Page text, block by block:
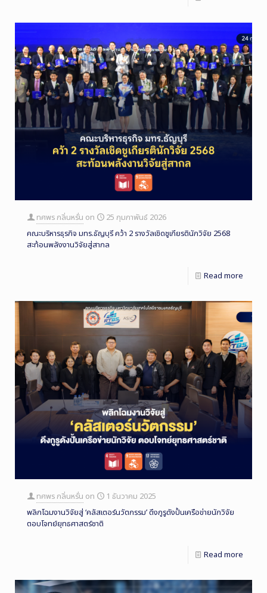
ทศพร กลิ่นหรั่น on
25 กุมภาพันธ์ 2026
คณะบริหารธุรกิจ มทร.ธัญบุรี คว้า 2 รางวัลเชิดชูเกียรตินักวิจัย 2568
สะท้อนพลังงานวิจัยสู่สากล
Read more
ทศพร กลิ่นหรั่น on
1 ธันวาคม 2025
พลิกโฉมงานวิจัยสู่ ‘คลัสเตอร์นวัตกรรม’ ดึงกูรูดังปั้นเครือข่ายนักวิจัย
ตอบโจทย์ยุทธศาสตร์ชาติ
Read more